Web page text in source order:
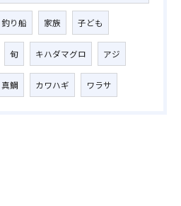
釣り船 家族 子ども
旬 キハダマグロ アジ
真鯛 カワハギ ワラサ